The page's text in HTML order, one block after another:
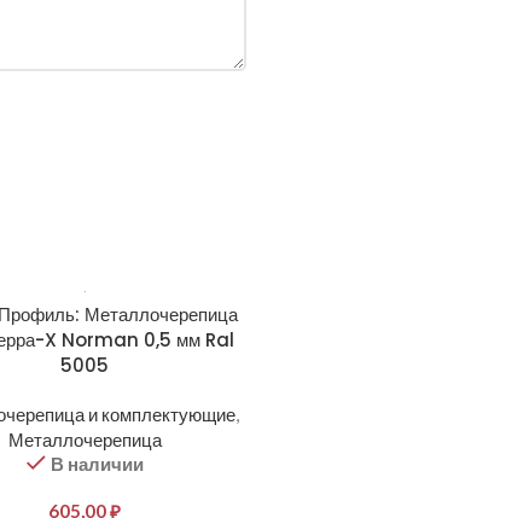
Металлочерепица
X Norman 0,5 мм Ral
5005
и комплектующие,
Металлочерепица
В наличии
605,00₽